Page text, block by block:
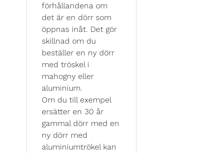
förhållandena om
det är en dörr som
öppnas inåt. Det gör
skillnad om du
beställer en ny dörr
med tröskel i
mahogny eller
aluminium.
Om du till exempel
ersätter en 30 år
gammal dörr med en
ny dörr med
aluminiumtrökel kan